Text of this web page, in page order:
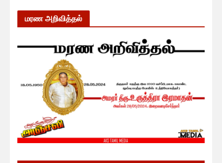
மரண அறிவித்தல்